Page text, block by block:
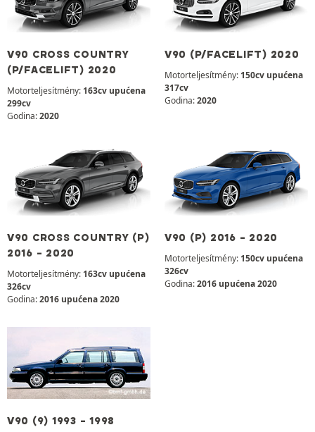
V90 CROSS COUNTRY
(P/FACELIFT) 2020
Motorteljesítmény: 163cv upućena
299cv
Godina:2020
V90 (P/FACELIFT) 2020
Motorteljesítmény: 150cv upućena
317cv
Godina:2020
V90 CROSS COUNTRY (P)
2016 - 2020
Motorteljesítmény: 163cv upućena
326cv
Godina:2016 upućena 2020
V90 (P) 2016 - 2020
Motorteljesítmény: 150cv upućena
326cv
Godina:2016 upućena 2020
V90 (9) 1993 - 1998